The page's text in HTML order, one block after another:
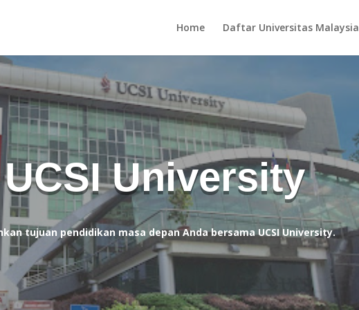
Home Daftar Universitas Malaysia
UCSI University
tujuan pendidikan masa depan Anda bersama UCSI University.